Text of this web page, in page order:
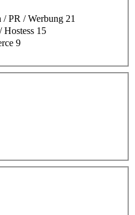
PR / Werbung 21
Hostess 15
9